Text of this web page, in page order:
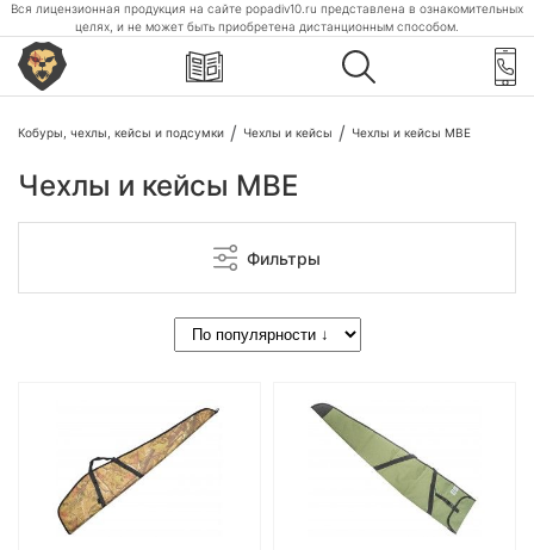
Вся лицензионная продукция на сайте popadiv10.ru представлена в ознакомительных
целях, и не может быть приобретена дистанционным способом.
Кобуры, чехлы, кейсы и подсумки Чехлы и кейсы Чехлы и кейсы МВЕ
Чехлы и кейсы МВЕ
Фильтры